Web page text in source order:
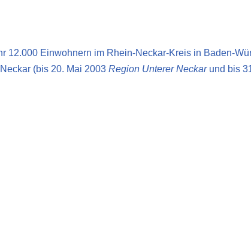
12.000 Einwohnern im Rhein-Neckar-Kreis in Baden-
(bis 20. Mai 2003 Region Unterer Neckarund bis